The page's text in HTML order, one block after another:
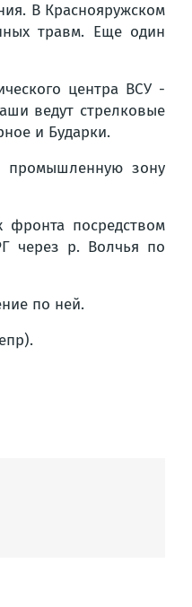
В Краснояружском
травм. Еще один
центра ВСУ -
ведут стрелковые
и Бударки.
промышленную зону
фронта посредством
через р. Волчья по
по ней.